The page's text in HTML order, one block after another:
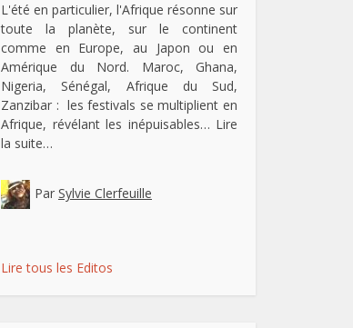
L'été en particulier, l'Afrique résonne sur
toute la planète, sur le continent
comme en Europe, au Japon ou en
Amérique du Nord. Maroc, Ghana,
Nigeria, Sénégal, Afrique du Sud,
Zanzibar : les festivals se multiplient en
Afrique, révélant les inépuisables… Lire
la suite…
Par Sylvie Clerfeuille
Lire tous les Editos